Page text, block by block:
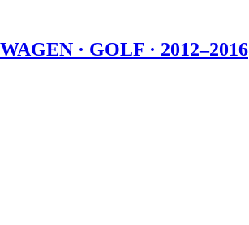
· GOLF · 2012–2016